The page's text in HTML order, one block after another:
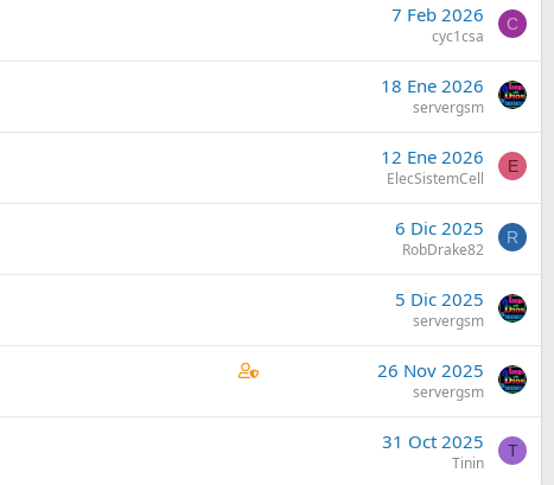
7 Feb 2026
cyc1csa
C
18 Ene 2026
servergsm
12 Ene 2026
ElecSistemCell
E
6 Dic 2025
RobDrake82
R
5 Dic 2025
servergsm
C
n
26 Nov 2025
servergsm
31 Oct 2025
Tinin
T